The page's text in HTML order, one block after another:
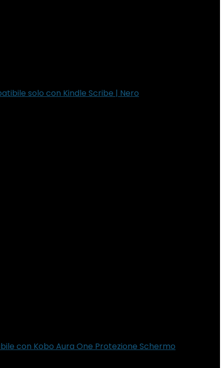
solo con Kindle Scribe | Nero
con Kobo Aura One Protezione Schermo